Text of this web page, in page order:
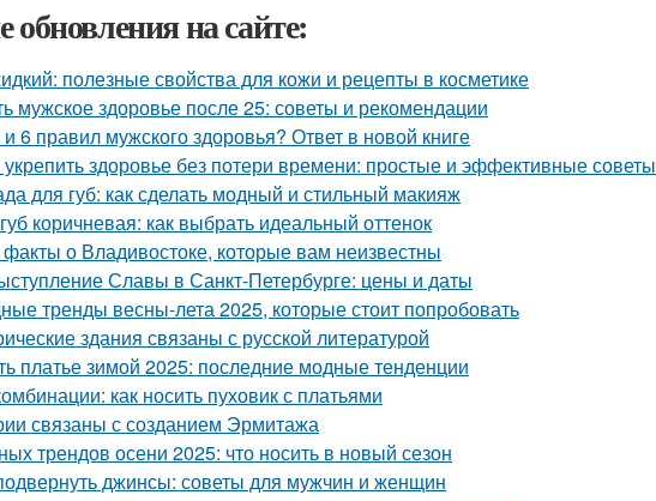
обновления на сайте:
полезные свойства для кожи и рецепты в косметике
мужское здоровье после 25: советы и рекомендации
6 правил мужского здоровья? Ответ в новой книге
здоровье без потери времени: простые и эффективные советы
для губ: как сделать модный и стильный макияж
коричневая: как выбрать идеальный оттенок
о Владивостоке, которые вам неизвестны
Славы в Санкт-Петербурге: цены и даты
тренды весны-лета 2025, которые стоит попробовать
здания связаны с русской литературой
платье зимой 2025: последние модные тенденции
как носить пуховик с платьями
связаны с созданием Эрмитажа
трендов осени 2025: что носить в новый сезон
джинсы: советы для мужчин и женщин